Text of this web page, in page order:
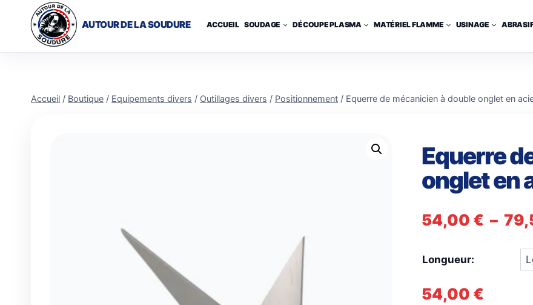
contenu
AUTOUR DE LA SOUDURE ACCUEIL SOUDAGE DÉCOUPE PLASMA MATÉRIEL FLAMME USINAGE
Accueil / Boutique / Equipements divers / Outillages divers / Positionnement / Equerre de mécanicien à double onglet en
Equerre
onglet en
54,00 € –
Longueur:
54,00 €